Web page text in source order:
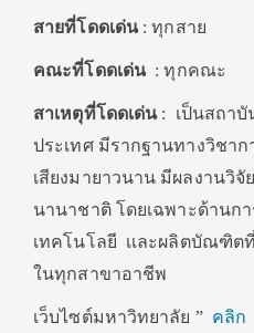
สายที่โดดเด่น: ทุกสาย
คณะที่โดดเด่น: ทุกคณะ
สาเหตุที่โดดเด่น:
เป็นสถา
ประเทศ มีรากฐานทางวิชา
เสียงมายาวนาน มีผลงานวิ
นานาชาติ โดยเฉพาะด้านก
เทคโนโลยี เเละผลิตบัณฑิ
ในทุกสาขาอาชีพ
เว็บไซต์มหาวิทยาลัย ” คลิก